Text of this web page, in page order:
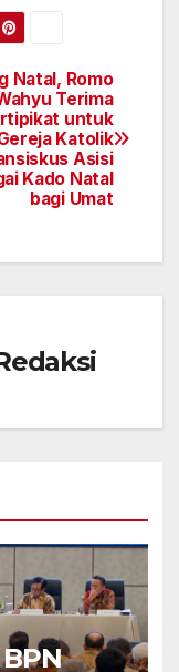
Natal, Romo
Terima
untuk
Katolik
Asisi
Kado Natal
bagi Umat